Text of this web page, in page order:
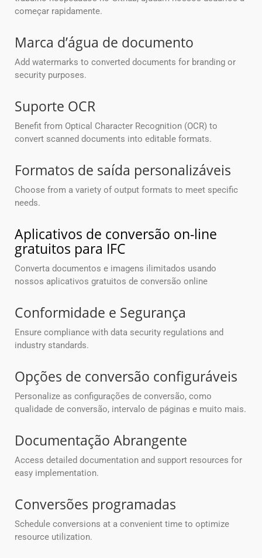
começar rapidamente.
Marca d’água de documento
Add watermarks to converted documents for branding or
security purposes.
Suporte OCR
Benefit from Optical Character Recognition (OCR) to
convert scanned documents into editable formats.
Formatos de saída personalizáveis
Choose from a variety of output formats to meet specific
needs.
Aplicativos de conversão on-line
gratuitos para IFC
Converta documentos e imagens ilimitados usando
nossos aplicativos gratuitos de conversão online
Conformidade e Segurança
Ensure compliance with data security regulations and
industry standards.
Opções de conversão configuráveis
Personalize as configurações de conversão, como
qualidade de conversão, intervalo de páginas e muito mais.
Documentação Abrangente
Access detailed documentation and support resources for
easy implementation.
Conversões programadas
Schedule conversions at a convenient time to optimize
resource utilization.